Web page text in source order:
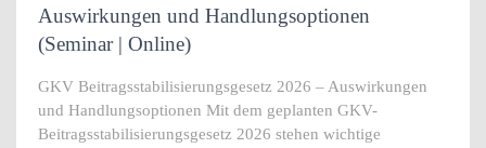
Auswirkungen und Handlungsoptionen
(Seminar | Online)
GKV Beitragsstabilisierungsgesetz 2026 – Auswirkungen
und Handlungsoptionen Mit dem geplanten GKV-
Beitragsstabilisierungsgesetz 2026 stehen wichtige